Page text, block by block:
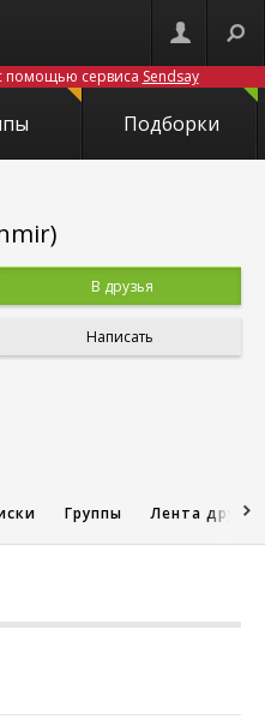
помощью сервиса Sendsay
Подборки
В друзья
Написать
Группы Лента друзей